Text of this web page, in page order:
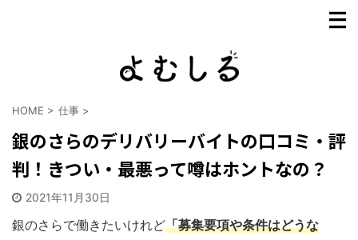
HOME > 仕事 >
銀のさらのデリバリーバイトの口コミ・評
判！きつい・最悪って噂はホントなの？
2021年11月30日
銀のさらで働きたいけれど「募集要項や条件はどうな